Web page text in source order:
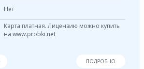
Нет
Карта платная. Лицензию можно купить
на www.probki.net
ПОДРОБНО